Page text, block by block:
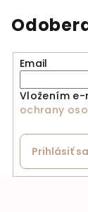
Email
Vložením
ochrany
Prihlásiť sa